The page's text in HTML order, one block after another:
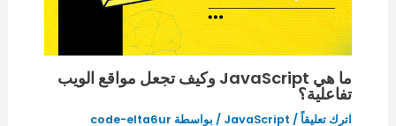
ما هي JavaScript وكيف تجعل مواقع الويب
تفاعلية؟
اترك تعليقاً/
JavaScript / بواسطة code-elta6ur